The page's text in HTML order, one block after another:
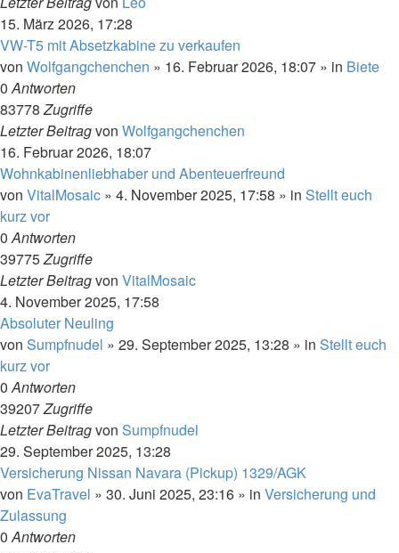
15. März 2026, 17:28
VW-T5 mit Absetzkabine zu verkaufen
von Wolfgangchenchen » 16. Februar 2026, 18:07 » in Biete
0Antworten
83778Zugriffe
Letzter Beitragvon Wolfgangchenchen
16. Februar 2026, 18:07
Wohnkabinenliebhaber und Abenteuerfreund
von VitalMosaic » 4. November 2025, 17:58 » in Stellt euch
kurz vor
0Antworten
39775Zugriffe
Letzter Beitragvon VitalMosaic
4. November 2025, 17:58
Absoluter Neuling
von Sumpfnudel » 29. September 2025, 13:28 » in Stellt euch
kurz vor
0Antworten
39207Zugriffe
Letzter Beitragvon Sumpfnudel
29. September 2025, 13:28
Versicherung Nissan Navara (Pickup) 1329/AGK
von EvaTravel » 30. Juni 2025, 23:16 » in Versicherung und
Zulassung
0Antworten